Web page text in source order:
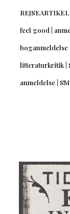
feel good |
litteraturkritik |
anmeldelse |